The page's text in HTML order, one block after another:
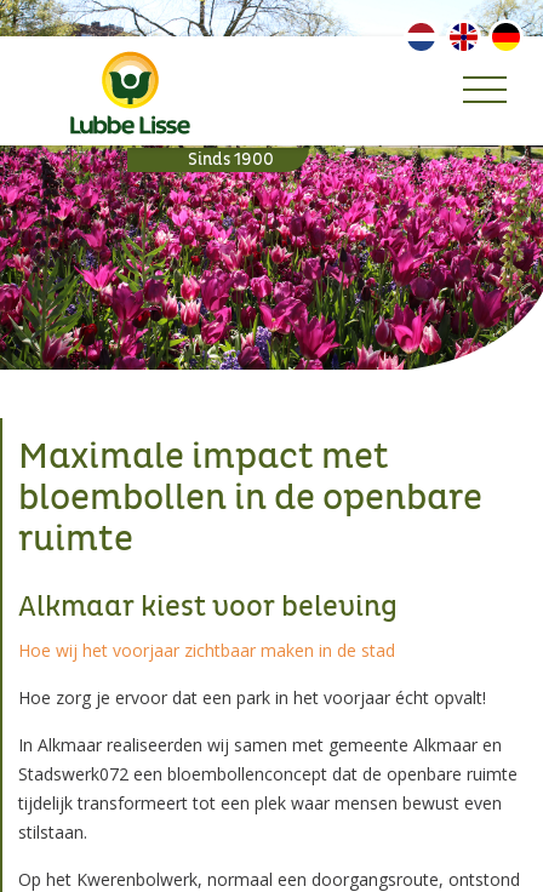
Maximale impact met
bloembollen in de openbare
ruimte
Alkmaar kiest voor beleving
Hoe wij het voorjaar zichtbaar maken in de stad
Hoe zorg je ervoor dat een park in het voorjaar écht opvalt!
In Alkmaar realiseerden wij samen met gemeente Alkmaar en
Stadswerk072 een bloembollenconcept dat de openbare ruimte
tijdelijk transformeert tot een plek waar mensen bewust even
stilstaan.
Op het Kwerenbolwerk, normaal een doorgangsroute, ontstond